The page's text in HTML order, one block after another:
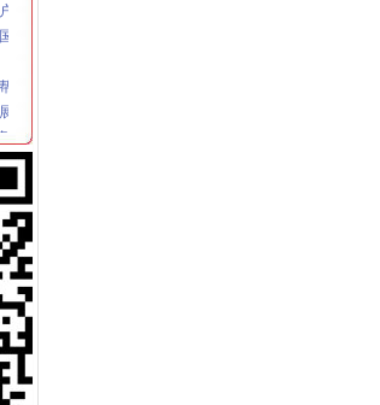
庆安全工作
农工程服务新农村建设
奶和液态奶和专项整
招商引资
边经营环境
”重庆分公司注册食品安全全程长效监管模式
助推中介组织发展成效显著
方烤烟收购秩序
培训取得实效
请为核心造12315行政执法体系
家全外资新型农村金融机构顺利落地
问题
、树立形象”重庆进出口权专项教育培训工作动员部署大会
会议精力求“四个突破”重庆发票申请
庆公司注销确保专项教育培训效果